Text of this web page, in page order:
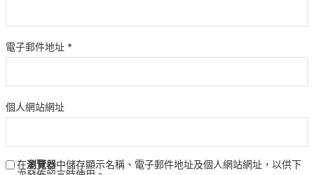
電子郵件地址 *
個人網站網址
在瀏覽器中儲存顯示名稱、電子郵件地址及個人網站網址，以供下